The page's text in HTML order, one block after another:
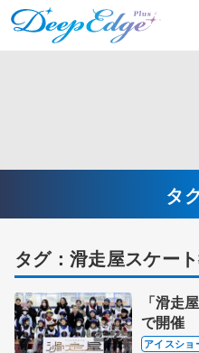
タ
タグ：滑走屋スケー
「滑走
で開催
ん、山
アイスショ